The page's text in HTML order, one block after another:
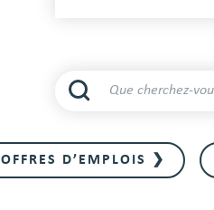
OFFRES D’EMPLOIS ❯